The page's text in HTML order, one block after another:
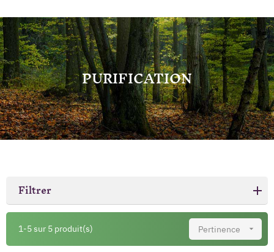
PURIFICATION
Filtrer
1-5 sur 5 produit(s) Pertinence 